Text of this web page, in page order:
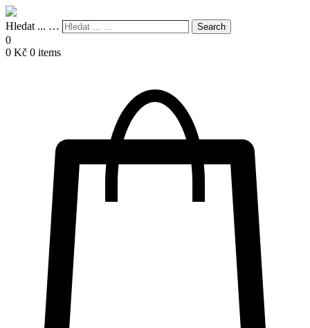
Hledat ... … Search
0
0 Kč 0 items